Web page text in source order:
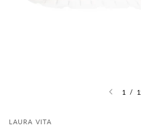
1 /
LAURA VITA